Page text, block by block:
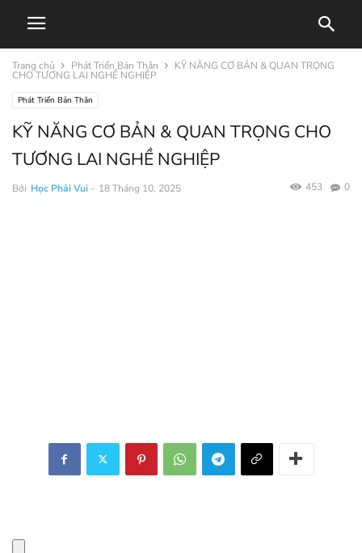
Trang chủ Phát Triển Bản Thân KỸ NĂNG CƠ BẢN & QUAN TRỌNG
CHO TƯƠNG LAI NGHỀ NGHIỆP
Phát Triển Bản Thân
KỸ NĂNG CƠ BẢN & QUAN TRỌNG CHO
TƯƠNG LAI NGHỀ NGHIỆP
Bởi Học Phải Vui - 18 Tháng 10, 2025 0
453